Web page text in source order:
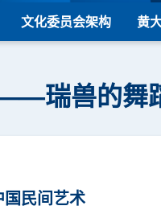
文化委员会架构 黄
瑞兽的
民间艺术